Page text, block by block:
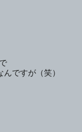
ですが（笑）